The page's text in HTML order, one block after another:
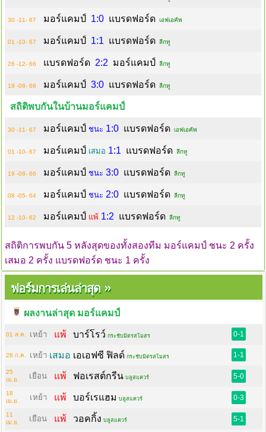
30 -11- 67 มอร์แคมป์ 1:0 แบรดฟอร์ด เอฟเอคัพ
01 -10- 67 มอร์แคมป์ 1:1 แบรดฟอร์ด ลีกทู
26 -12- 66 แบรดฟอร์ด 2:2 มอร์แคมป์ ลีกทู
19 -08- 66 มอร์แคมป์ 3:0 แบรดฟอร์ด ลีกทู
สถิติพบกันในบ้านมอร์แคมป์
30 -11- 67 มอร์แคมป์ ชนะ 1:0 แบรดฟอร์ด เอฟเอคัพ
01 -10- 67 มอร์แคมป์ เสมอ 1:1 แบรดฟอร์ด ลีกทู
19 -08- 66 มอร์แคมป์ ชนะ 3:0 แบรดฟอร์ด ลีกทู
08 -05- 64 มอร์แคมป์ ชนะ 2:0 แบรดฟอร์ด ลีกทู
12 -10- 62 มอร์แคมป์ แพ้ 1:2 แบรดฟอร์ด ลีกทู
สถิติการพบกัน 5 หลังสุดของทั้งสองทีม มอร์แคมป์ ชนะ 2 ครั้ง
เสมอ 2 ครั้ง แบรดฟอร์ด ชนะ 1 ครั้ง
ฟอร์มการเล่นล่าสุด»
ผลงานล่าสุด มอร์แคมป์
01 ส.ค. เหย้า แพ้ บาร์โรว์ กระชับมิตรสโมสร 0-1
28 ก.ค. เหย้า เสมอ เอเอฟซี ฟิลด์ กระชับมิตรสโมสร 1-1
25
เม.ย.
เยือน แพ้ ฟอเรสต์กรีน บลูสแควร์ 5-0
18
เม.ย.
เหย้า แพ้ บอร์เรแฮม บลูสแควร์ 0-3
11
เม.ย.
เยือน แพ้ วอคกิ้ง บลูสแควร์ 5-1